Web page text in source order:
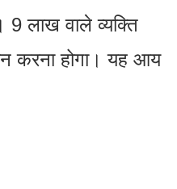
9 लाख वाले व्‍यक्ति
करना होगा। यह आय